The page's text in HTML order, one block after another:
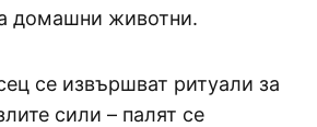
домашни животни.
се извършват ритуали за
сили – палят се